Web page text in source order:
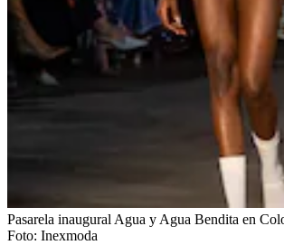
Pasarela inaugural Agua y Agua Bendita en
Foto: Inexmoda